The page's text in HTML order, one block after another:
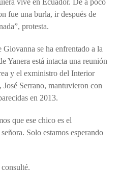
vive en Ecuador. De a poco
fue una burla, ir después de
protesta.
se ha enfrentado a la
Yanera está intacta una reunión
y el exministro del Interior
Serrano, mantuvieron con
en 2013.
que ese chico es el
Solo estamos esperando